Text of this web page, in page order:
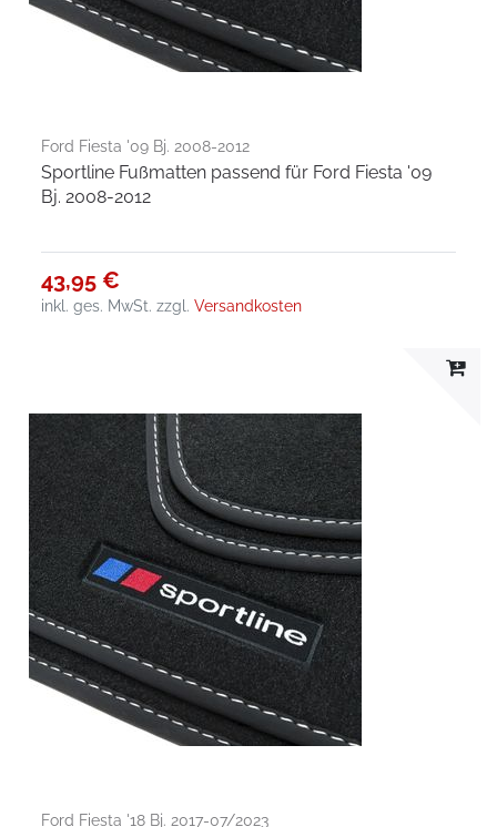
Ford Fiesta '09 Bj. 2008-2012
Sportline Fußmatten passend für Ford Fiesta '09
Bj. 2008-2012
43,95 €
inkl. ges. MwSt. zzgl.Versandkosten
Ford Fiesta '18 Bj. 2017-07/2023